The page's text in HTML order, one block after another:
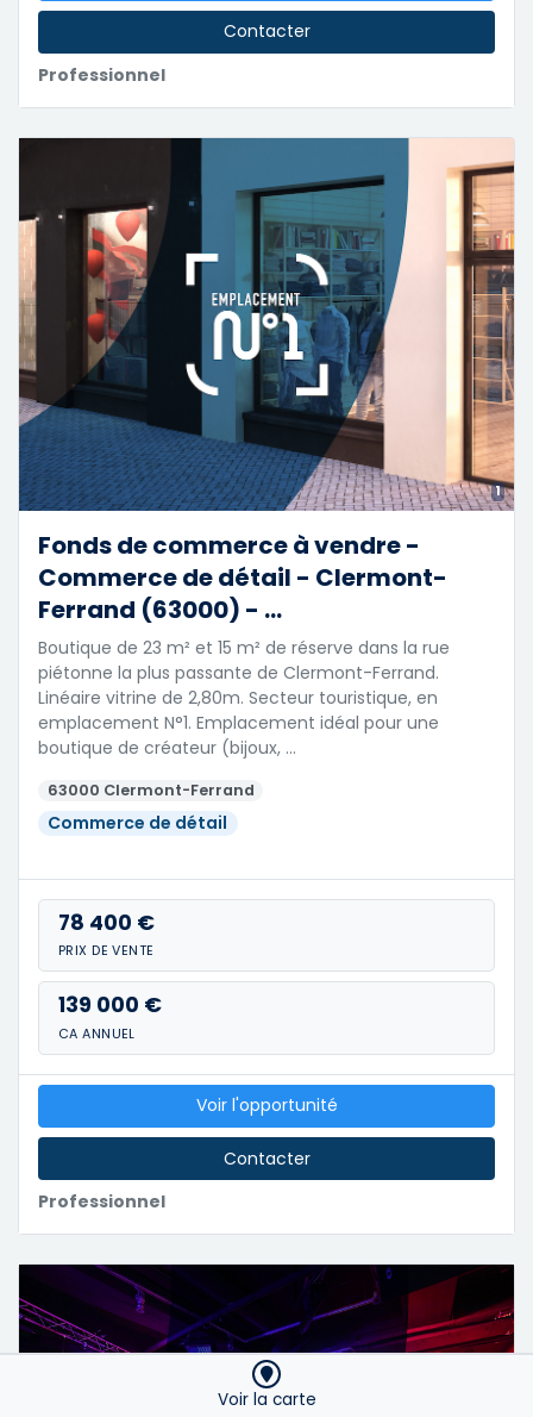
Professionnel
Contacter
1
Fonds de commerce à vendre -
Commerce de détail - Clermont-
Ferrand (63000) - ...
Boutique de 23 m² et 15 m² de réserve dans la rue
piétonne la plus passante de Clermont-Ferrand.
Linéaire vitrine de 2,80m. Secteur touristique, en
emplacement N°1. Emplacement idéal pour une
boutique de créateur (bijoux, …
63000 Clermont-Ferrand
Commerce de détail
78 400 €
PRIX DE VENTE
139 000 €
CA ANNUEL
Professionnel
Voir l'opportunité
Contacter
Voir la carte